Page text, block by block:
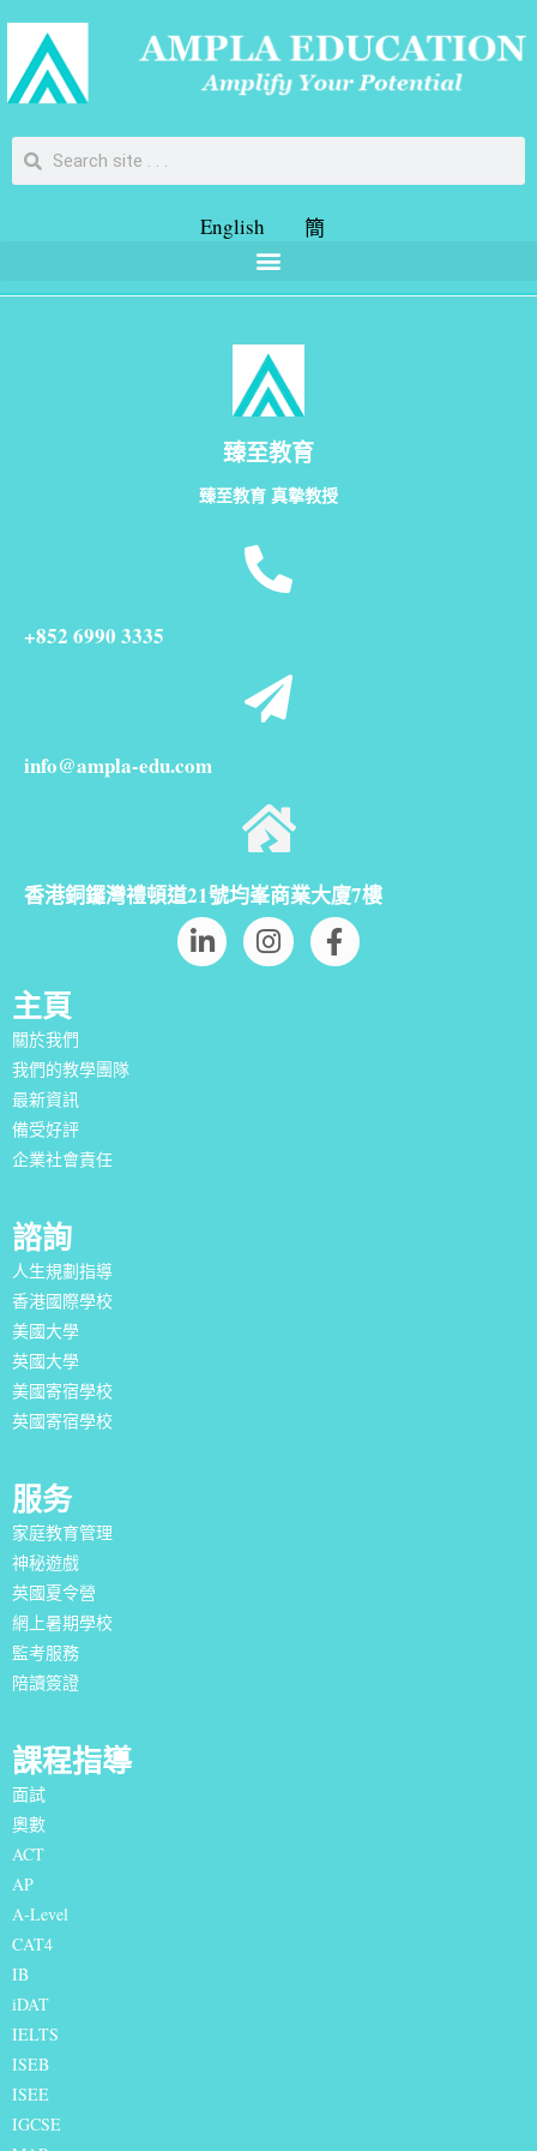
English 簡
臻至教育
臻至教育 真摯教授
+852 6990 3335
info@ampla-edu.com
香港銅鑼灣禮頓道21號均峯商業大廈7樓
主頁
關於我們
我們的教學團隊
最新資訊
備受好評
企業社會責任
諮詢
人生規劃指導
香港國際學校
美國大學
英國大學
美國寄宿學校
英國寄宿學校
服务
家庭教育管理
神秘遊戲
英國夏令營
網上暑期學校
監考服務
陪讀簽證
課程指導
面試
奧數
ACT
AP
A-Level
CAT4
IB
iDAT
IELTS
ISEB
ISEE
IGCSE